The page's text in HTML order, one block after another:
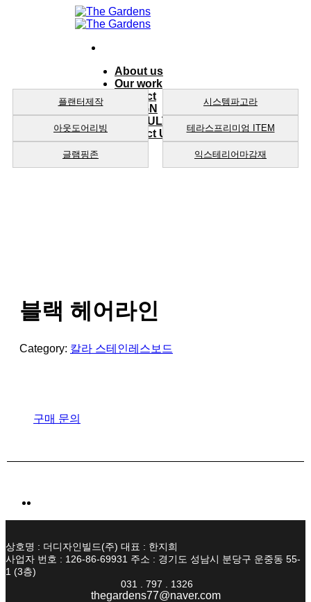
About us
Our work
product
DESIGN
CONSULTING
Contact Us
플랜터제작 시스템파고라
아웃도어리빙 테라스프리미엄 ITEM
글램핑존 익스테리어마감재
블랙 헤어라인
Category: 칼라 스테인레스보드
구매 문의
상호명 : 더디자인빌드(주) 대표 : 한지희
사업자 번호 : 126-86-69931 주소 : 경기도 성남시 분당구 운중동 55-
1 (3층)
031 . 797 . 1326
thegardens77@naver.com